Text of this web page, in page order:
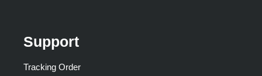
Support
Tracking Order